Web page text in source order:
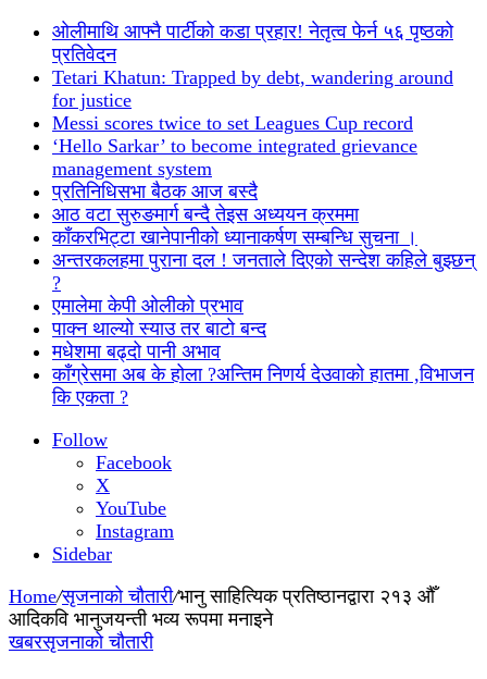
ओलीमाथि आफ्नै पार्टीको कडा प्रहार! नेतृत्व फेर्न ५६ पृष्ठको
प्रतिवेदन
Tetari Khatun: Trapped by debt, wandering around
for justice
Messi scores twice to set Leagues Cup record
‘Hello Sarkar’ to become integrated grievance
management system
प्रतिनिधिसभा बैठक आज बस्दै
आठ वटा सुरुङमार्ग बन्दै तेइस अध्ययन क्रममा
काँकरभिट्टा खानेपानीको ध्यानाकर्षण सम्बन्धि सुचना ।
अन्तरकलहमा पुराना दल ! जनताले दिएको सन्देश कहिले बुझ्छन्
?
एमालेमा केपी ओलीको प्रभाव
पाक्न थाल्यो स्याउ तर बाटो बन्द
मधेशमा बढ्दो पानी अभाव
काँग्रेसमा अब के होला ?अन्तिम निणर्य देउवाको हातमा ,विभाजन
कि एकता ?
Follow
Facebook
X
YouTube
Instagram
Sidebar
Home/सृजनाको चौतारी/भानु साहित्यिक प्रतिष्ठानद्वारा २१३ औँ
आदिकवि भानुजयन्ती भव्य रूपमा मनाइने
खबरसृजनाको चौतारी